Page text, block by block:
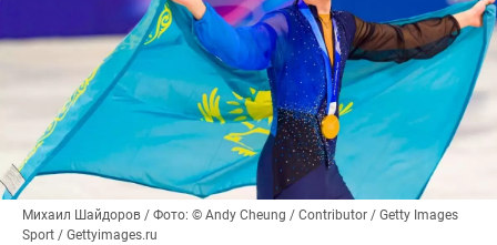
Михаил Шайдоров / Фото: © Andy Cheung / Contributor / Getty Images
Sport / Gettyimages.ru